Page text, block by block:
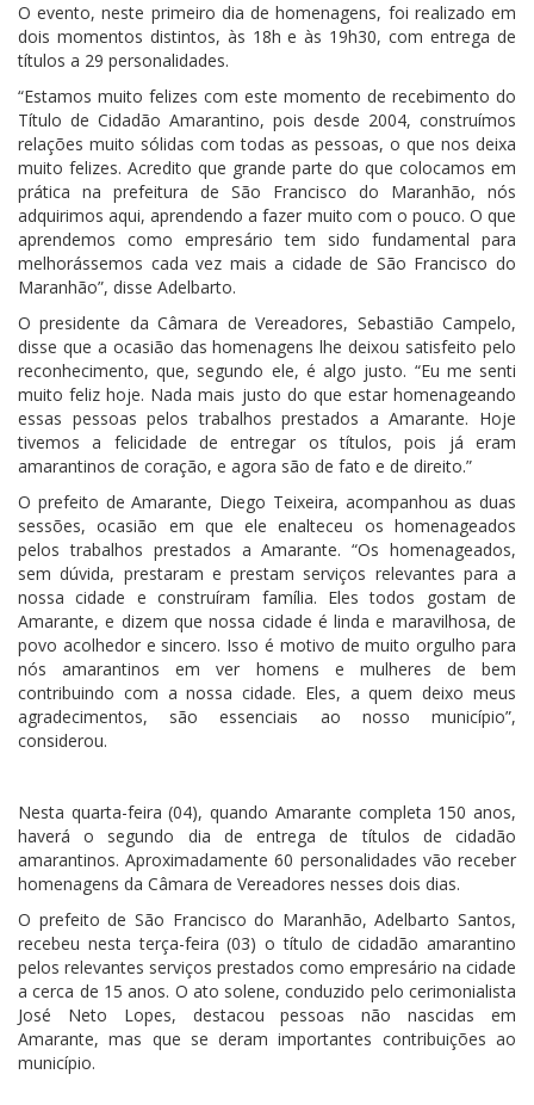
O evento, neste primeiro dia de homenagens, foi realizado em
dois momentos distintos, às 18h e às 19h30, com entrega de
títulos a 29 personalidades.
“Estamos muito felizes com este momento de recebimento do
Título de Cidadão Amarantino, pois desde 2004, construímos
relações muito sólidas com todas as pessoas, o que nos deixa
muito felizes. Acredito que grande parte do que colocamos em
prática na prefeitura de São Francisco do Maranhão, nós
adquirimos aqui, aprendendo a fazer muito com o pouco. O que
aprendemos como empresário tem sido fundamental para
melhorássemos cada vez mais a cidade de São Francisco do
Maranhão”, disse Adelbarto.
O presidente da Câmara de Vereadores, Sebastião Campelo,
disse que a ocasião das homenagens lhe deixou satisfeito pelo
reconhecimento, que, segundo ele, é algo justo. “Eu me senti
muito feliz hoje. Nada mais justo do que estar homenageando
essas pessoas pelos trabalhos prestados a Amarante. Hoje
tivemos a felicidade de entregar os títulos, pois já eram
amarantinos de coração, e agora são de fato e de direito.”
O prefeito de Amarante, Diego Teixeira, acompanhou as duas
sessões, ocasião em que ele enalteceu os homenageados
pelos trabalhos prestados a Amarante. “Os homenageados,
sem dúvida, prestaram e prestam serviços relevantes para a
nossa cidade e construíram família. Eles todos gostam de
Amarante, e dizem que nossa cidade é linda e maravilhosa, de
povo acolhedor e sincero. Isso é motivo de muito orgulho para
nós amarantinos em ver homens e mulheres de bem
contribuindo com a nossa cidade. Eles, a quem deixo meus
agradecimentos, são essenciais ao nosso município”,
considerou.
Nesta quarta-feira (04), quando Amarante completa 150 anos,
haverá o segundo dia de entrega de títulos de cidadão
amarantinos. Aproximadamente 60 personalidades vão receber
homenagens da Câmara de Vereadores nesses dois dias.
O prefeito de São Francisco do Maranhão, Adelbarto Santos,
recebeu nesta terça-feira (03) o título de cidadão amarantino
pelos relevantes serviços prestados como empresário na cidade
a cerca de 15 anos. O ato solene, conduzido pelo cerimonialista
José Neto Lopes, destacou pessoas não nascidas em
Amarante, mas que se deram importantes contribuições ao
município.